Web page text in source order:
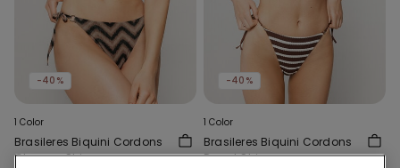
-40%
1 Color
Brasileres Biquini Cordons
Chevron Shine
-40%
1 Color
Brasileres Biquini Cordons
Desert Stripes